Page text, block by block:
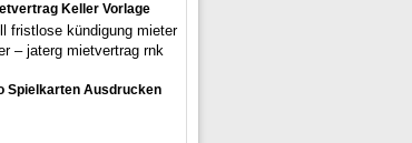
Keller Vorlage
fristlose kündigung mieter
– jaterg mietvertrag rnk
Spielkarten Ausdrucken